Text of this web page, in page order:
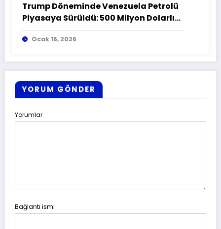
Trump Döneminde Venezuela Petrolü
Piyasaya Sürüldü: 500 Milyon Dolarlık
İlk Satış
Ocak 16, 2026
YORUM GÖNDER
Yorumlar
Bağlantı ismi